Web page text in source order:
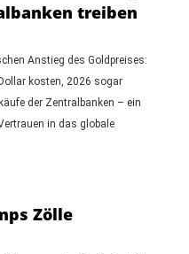
treiben
Anstieg des Goldpreises:
kosten, 2026 sogar
der Zentralbanken – ein
in das globale
Zölle